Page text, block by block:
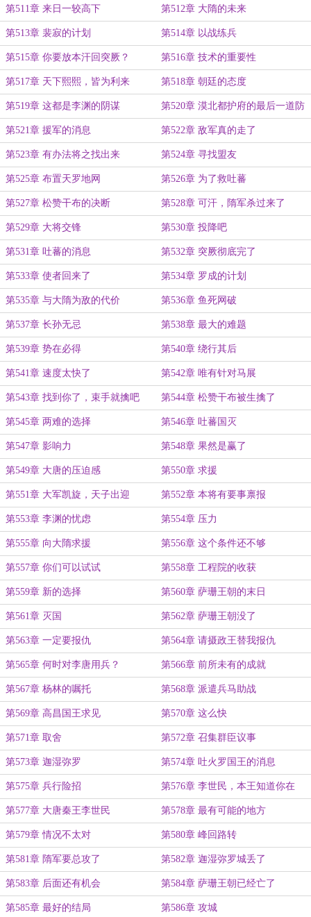
第511章 来日一较高下 第512章 大隋的未来
第513章 裴寂的计划 第514章 以战练兵
第515章 你要放本汗回突厥？ 第516章 技术的重要性
第517章 天下熙熙，皆为利来 第518章 朝廷的态度
第519章 这都是李渊的阴谋 第520章 漠北都护府的最后一道防
线
第521章 援军的消息 第522章 敌军真的走了
第523章 有办法将之找出来 第524章 寻找盟友
第525章 布置天罗地网 第526章 为了救吐蕃
第527章 松赞干布的决断 第528章 可汗，隋军杀过来了
第529章 大将交锋 第530章 投降吧
第531章 吐蕃的消息 第532章 突厥彻底完了
第533章 使者回来了 第534章 罗成的计划
第535章 与大隋为敌的代价 第536章 鱼死网破
第537章 长孙无忌 第538章 最大的难题
第539章 势在必得 第540章 绕行其后
第541章 速度太快了 第542章 唯有针对马展
第543章 找到你了，束手就擒吧 第544章 松赞干布被生擒了
第545章 两难的选择 第546章 吐蕃国灭
第547章 影响力 第548章 果然是赢了
第549章 大唐的压迫感 第550章 求援
第551章 大军凯旋，天子出迎 第552章 本将有要事禀报
第553章 李渊的忧虑 第554章 压力
第555章 向大隋求援 第556章 这个条件还不够
第557章 你们可以试试 第558章 工程院的收获
第559章 新的选择 第560章 萨珊王朝的末日
第561章 灭国 第562章 萨珊王朝没了
第563章 一定要报仇 第564章 请摄政王替我报仇
第565章 何时对李唐用兵？ 第566章 前所未有的成就
第567章 杨林的嘱托 第568章 派遣兵马助战
第569章 高昌国王求见 第570章 这么快
第571章 取舍 第572章 召集群臣议事
第573章 迦湿弥罗 第574章 吐火罗国王的消息
第575章 兵行险招 第576章 李世民，本王知道你在
第577章 大唐秦王李世民 第578章 最有可能的地方
第579章 情况不太对 第580章 峰回路转
第581章 隋军要总攻了 第582章 迦湿弥罗城丢了
第583章 后面还有机会 第584章 萨珊王朝已经亡了
第585章 最好的结局 第586章 攻城